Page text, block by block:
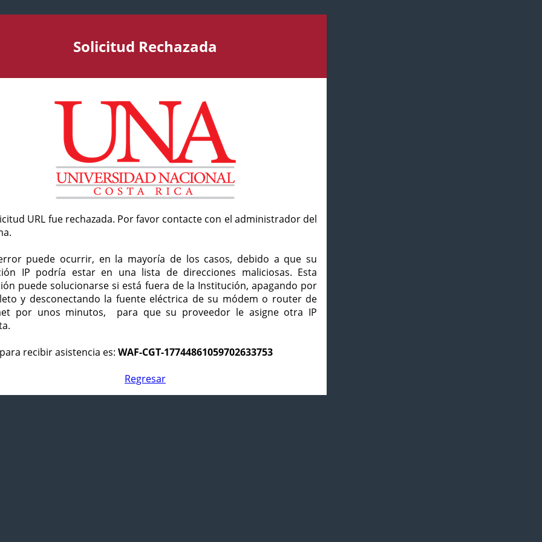
Solicitud Rechazada
URL fue rechazada. Por favor contacte con el administrador del
puede ocurrir, en la mayoría de los casos, debido a que su
IP podría estar en una lista de direcciones maliciosas. Esta
puede solucionarse si está fuera de la Institución, apagando por
y desconectando la fuente eléctrica de su módem o router de
por unos minutos, para que su proveedor le asigne otra IP
recibir asistencia es: WAF-CGT-17744861059702633753
Regresar